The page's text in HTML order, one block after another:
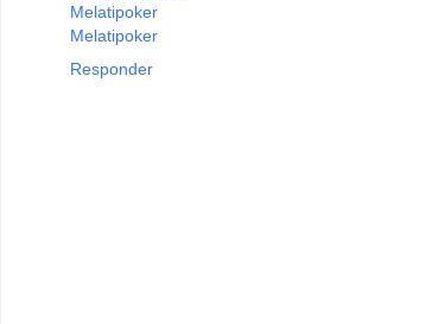
Melatipoker
Melatipoker
Responder